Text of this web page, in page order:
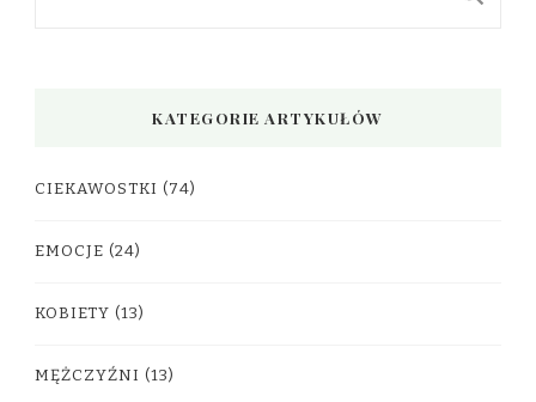
KATEGORIE ARTYKUŁÓW
CIEKAWOSTKI (74)
EMOCJE (24)
KOBIETY (13)
MĘŻCZYŹNI (13)